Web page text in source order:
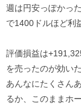
週は円安っぽかっ
で1400ドルほど利
評価損益は
を売ったのが効い
あんなにたくさん
るか、このままホ